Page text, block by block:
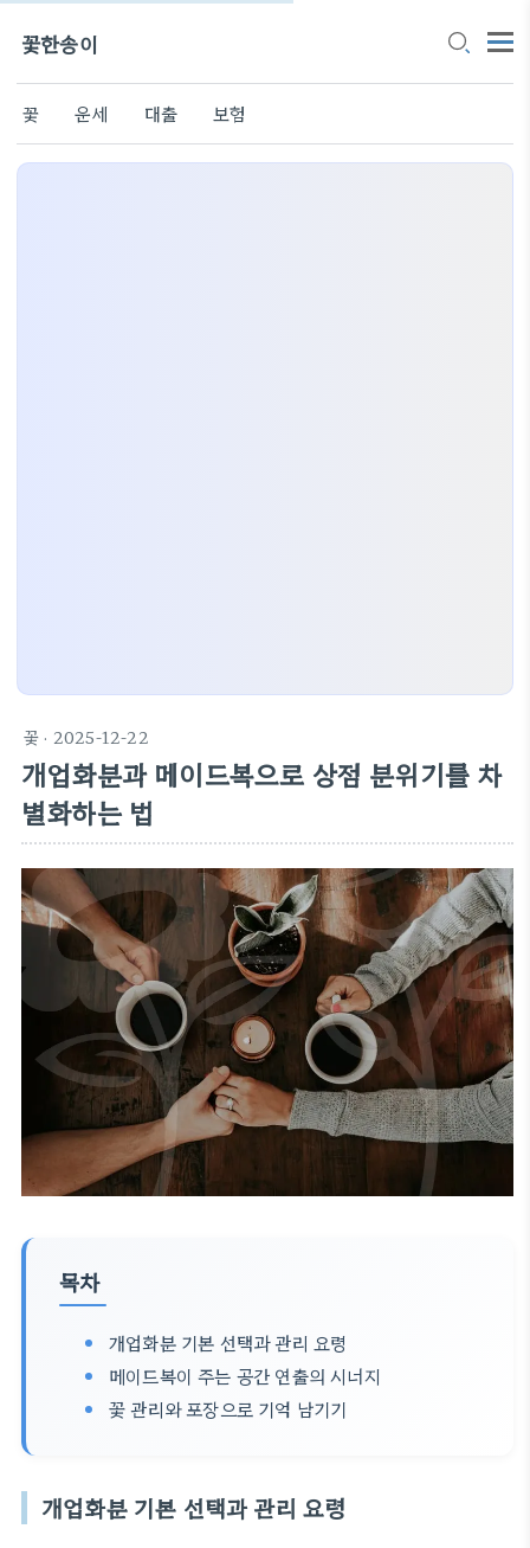
꽃한송이
꽃 운세 대출 보험
꽃 · 2025-12-22
개업화분과 메이드복으로 상점 분위기를 차
별화하는 법
목차
개업화분 기본 선택과 관리 요령
메이드복이 주는 공간 연출의 시너지
꽃 관리와 포장으로 기억 남기기
개업화분 기본 선택과 관리 요령